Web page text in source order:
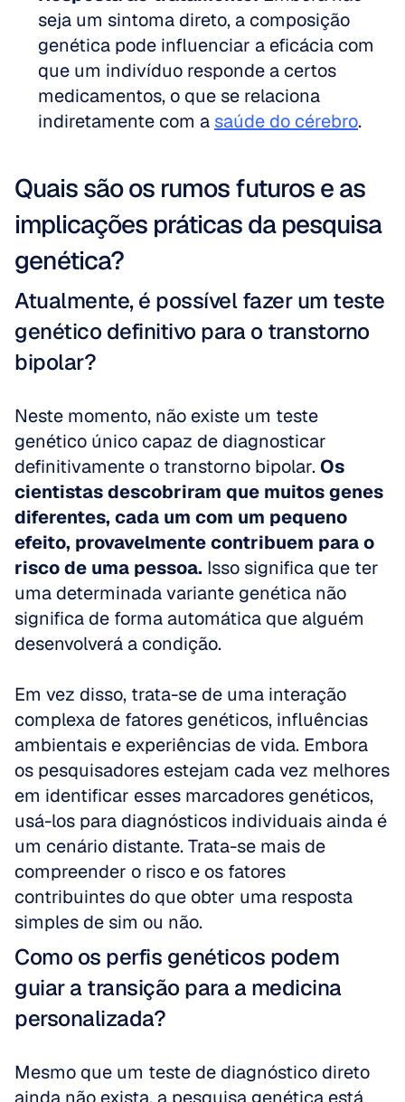
seja um sintoma direto, a composição
genética pode influenciar a eficácia com
que um indivíduo responde a certos
medicamentos, o que se relaciona
indiretamente com a saúde do cérebro.
Quais são os rumos futuros e as
implicações práticas da pesquisa
genética?
Atualmente, é possível fazer um teste
genético definitivo para o transtorno
bipolar?
Neste momento, não existe um teste
genético único capaz de diagnosticar
definitivamente o transtorno bipolar. Os
cientistas descobriram que muitos genes
diferentes, cada um com um pequeno
efeito, provavelmente contribuem para o
risco de uma pessoa. Isso significa que ter
uma determinada variante genética não
significa de forma automática que alguém
desenvolverá a condição.
Em vez disso, trata-se de uma interação
complexa de fatores genéticos, influências
ambientais e experiências de vida. Embora
os pesquisadores estejam cada vez melhores
em identificar esses marcadores genéticos,
usá-los para diagnósticos individuais ainda é
um cenário distante. Trata-se mais de
compreender o risco e os fatores
contribuintes do que obter uma resposta
simples de sim ou não.
Como os perfis genéticos podem
guiar a transição para a medicina
personalizada?
Mesmo que um teste de diagnóstico direto